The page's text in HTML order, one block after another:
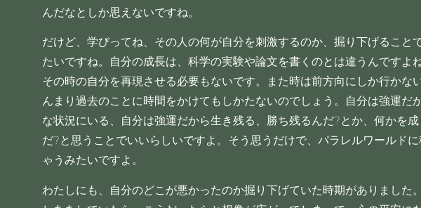
んだなとしか思えないですね。
だけど、学びってね、その人の何が自分を刺激するのか、掘り下げること
たいですね。自分の成長は、科学の実験や論文を書くのとは違うんですよ
その時の自分を再現させる必要もないです。また時は前方向にしか行かな
んまり過去のことに時間をかけてもしかたないのでしょう。自分は強運だ
な状況にいる、自分は強運だから生き残る、勝ち残るんだ?とか、何かを
だ?と思うことでいいらしいですよ。そう思うだけで、パラレルワールド
ゃうみたいですよ。
わたしにも、自分のどこが悪かったのか掘り下げていた時期がありました